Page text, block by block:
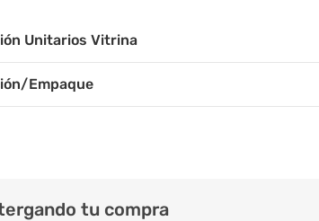
Unitarios Vitrina
Empaque
tu compra